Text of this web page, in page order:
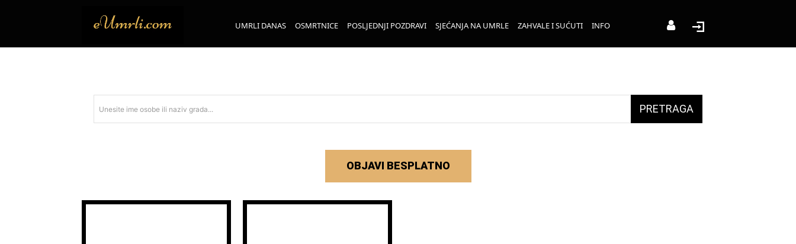
UMRLI DANAS OSMRTNICE POSLJEDNJI POZDRAVI SJEĆANJA NA UMRLE ZAHVALE I SUĆUTI INFO
Unesite ime osobe ili naziv grada... PRETRAGA
OBJAVI BESPLATNO